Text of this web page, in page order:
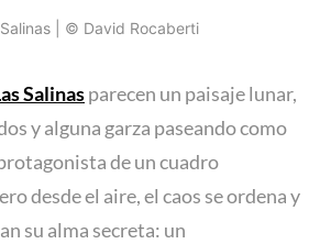
| © David Rocaberti
Salinasparecen un paisaje lunar,
y alguna garza paseando como
de un cuadro
desde el aire, el caos se ordena y
su alma secreta: un